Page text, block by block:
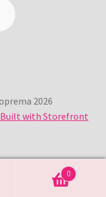
2026
Built with Storefront
0